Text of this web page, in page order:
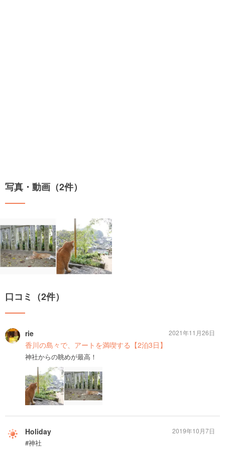
写真・動画（2件）
口コミ（2件）
rie
香川の島々で、アートを満喫する【2泊3日】
神社からの眺めが最高！
2021年11月26日
Holiday
#神社
2019年10月7日